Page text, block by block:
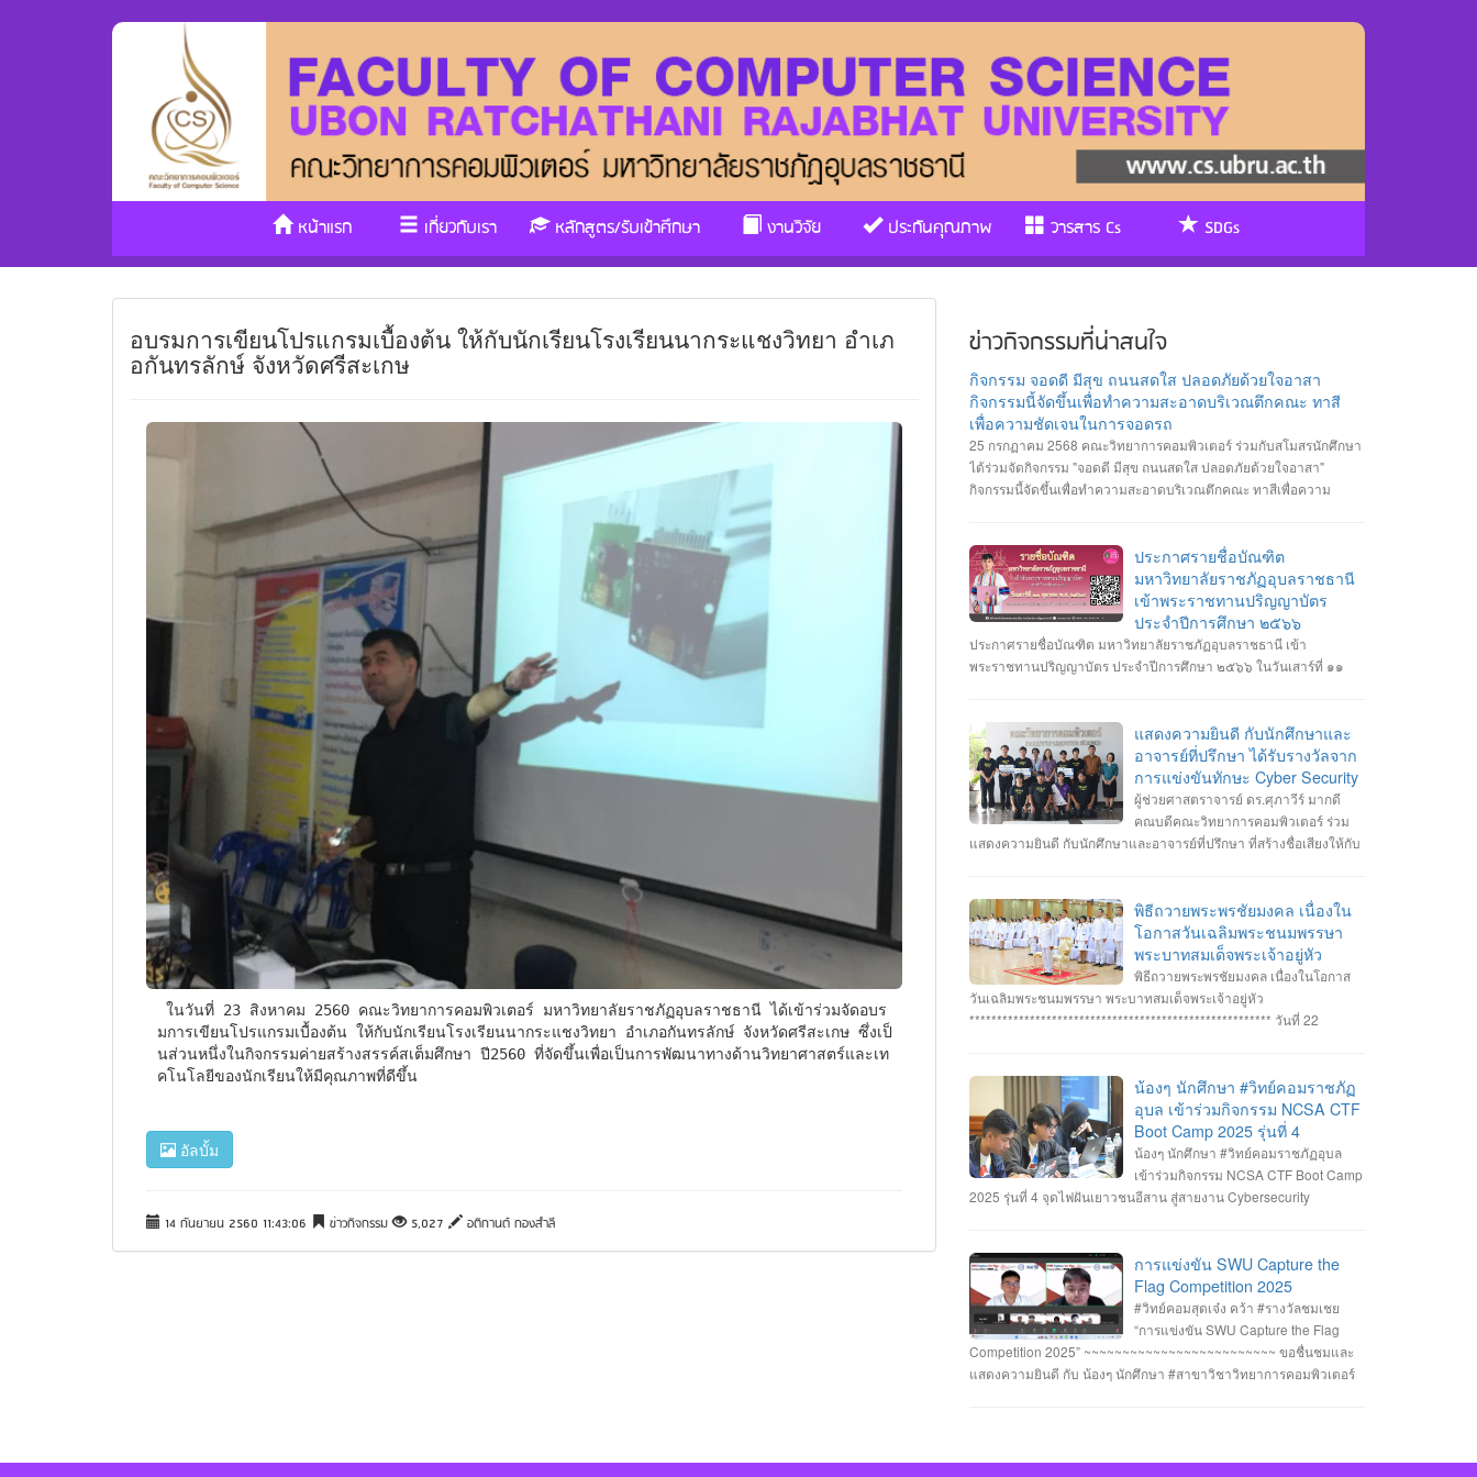
หน้าแรก เกี่ยวกับเรา หลักสูตร/รับเข้าศึกษา งานวิจัย ประกันคุณภาพ วารสาร Cs SDGs
อบรมการเขียนโปรแกรมเบื้องต้น ให้กับนักเรียนโรงเรียนนากระแชงวิทยา อําเภ
อกันทรลักษ์ จังหวัดศรีสะเกษ
มการเขียนโปรแกรมเบื้องต้น ให้กับนักเรียนโรงเรียนนากระแชงวิทยา อําเภอกันทรลักษ์ จังหวัดศรีสะเกษ ซึ่งเป็
นส่วนหนึ่งในกิจกรรมค่ายสร้างสรรค์สเต็มศึกษา ปี2560 ที่จัดขึ้นเพื่อเป็นการพัฒนาทางด้านวิทยาศาสตร์และเท
คโนโลยีของนักเรียนให้มีคุณภาพที่ดีขึ้น
อัลบั้ม
14 กันยายน 2560 11:43:06 ข่าวกิจกรรม 5,027 อติกานต์ กองสำลี
ข่าวกิจกรรมที่น่าสนใจ
กิจกรรม จอดดี มีสุข ถนนสดใส ปลอดภัยด้วยใจอาสา
กิจกรรมนี้จัดขึ้นเพื่อทำความสะอาดบริเวณตึกคณะ ทาสี
เพื่อความชัดเจนในการจอดรถ
25 กรกฏาคม 2568 คณะวิทยาการคอมพิวเตอร์ ร่วมกับสโมสรนักศึกษา
ได้ร่วมจัดกิจกรรม "จอดดี มีสุข ถนนสดใส ปลอดภัยด้วยใจอาสา"
กิจกรรมนี้จัดขึ้นเพื่อทำความสะอาดบริเวณตึกคณะ ทาสีเพื่อความ
ประกาศรายชื่อบัณฑิต
มหาวิทยาลัยราชภัฏอุบลราชธานี
เข้าพระราชทานปริญญาบัตร
ประจำปีการศึกษา ๒๕๖๖
ประกาศรายชื่อบัณฑิต มหาวิทยาลัยราชภัฏอุบลราชธานี เข้า
พระราชทานปริญญาบัตร ประจำปีการศึกษา ๒๕๖๖ ในวันเสาร์ที่ ๑๑
ประกาศให้ทราบในภายหลัง
แสดงความยินดี กับนักศึกษาและ
อาจารย์ที่ปรึกษา ได้รับรางวัลจาก
การแข่งขันทักษะ Cyber Security
ผู้ช่วยศาสตราจารย์ ดร.ศุภาวีร์ มากดี
คณบดีคณะวิทยาการคอมพิวเตอร์ ร่วม
แสดงความยินดี กับนักศึกษาและอาจารย์ที่ปรึกษา ที่สร้างชื่อเสียงให้กับ
คว้า 3 รางวัล #การแข่งขันทักษะความปลอดภัยทางไซเบอร์ IT RERU
CYBER HACKATHON#1 2025 ภายใต้โครงการ “เปิดโลกวิชาการ 25
ปี มหาวิทยาลัยราชภัฏร้อยเอ็ด” วันที่ 7-8 กรกฎาคม 2568 รุ่น Senior
#รางวัลชนะเลิศ ทีม Don’t know Everything นายชัยวัฒน์ ชัยฤทธิ์ นาย
อาทิตย์ สายกนก นายสุริยา ขันทา ทำคะแนนได้สูงสุด 2260 คะแนน
#รางวัลรองชนะเลิศอันดับที่_1 ทีม MVP นายอัมรินทร์ จำปาหอม นาย
นายวชรพล ทองบุราณ Mr.Dayuth Thy ทำคะแนนได้ 1110 คะแนน
และขอแสดงความชื่นชม ทีม SetZero ทีมน้องใหม่!! นายธนภูมิ รัตน
ภักดี MR. SENG SOPHIN นายศตวรรษ วิลามาตย์ ทำคะแนนได้ 500
คะแนน จบที่อันดับ 9 จาก 13 ทีมที่เข้าร่วมแข่งขันในครั้งนี้ RERU
CYBER HACKATHON#1 2025 จัดโดย คณะเทคโนโลยีสารสนเทศ
มหาวิทยาลัยราชภัฏร้อยเอ็ด ร่วมกับสำนักงานคณะกรรมการการรักษา
และ 8 กรกฎาคม 2568 (จัดการแข่งขันในรูปแบบออนไลน์ ) #รางวัล
ชมเชย ทีม Don’t know Everything นายชัยวัฒน์ ชัยฤทธิ์ นายอาทิตย์
สายกนก นายสุริยา ขันทา จาก 24 สถาบันการศึกษา รวมทีมมาเข้าร่วม
ทำการแข่งขันในโครงการจำนวน 60 ทีม จัดโดย ภาควิชาวิศวกรรม
คอมพิวเตอร์ คณะวิศวกรรมศาสตร์ มหาวิทยาลัยศรีนครินทรวิโรฒ ร่วม
กับ บริษัท ACIS Professional Center และ บริษัท SEC Playground
พิธีถวายพระพรชัยมงคล เนื่องใน
โอกาสวันเฉลิมพระชนมพรรษา
พระบาทสมเด็จพระเจ้าอยู่หัว
พิธีถวายพระพรชัยมงคล เนื่องในโอกาส
วันเฉลิมพระชนมพรรษา พระบาทสมเด็จพระเจ้าอยู่หัว
******************************************************* วันที่ 22
พระพรชัยมงคล พระบาทสมเด็จพระเจ้าอยู่หัว เนื่องในโอกาสมหามงคล
เฉลิมพระชนมพรรษา 28 กรกฎาคม 2568 ณ หอประชุมไพรพะยอม
มหาวิทยาลัยราชภัฏอุบลราชธานี โดยมีท่าน รองศาสตราจารย์ธรรม
รักษ์ ละอองนวล อธิการบดี เป็นประธานในพิธีถวายพระพรชัยมงคลและ
วางพานพุ่มทอง-พานพุ่มเงิน #คณะวิทยาการคอมพิวเตอร์
#มหาวิทยาลัยแห่งความสุข #มหาวิทยาลัยราชภัฏอุบลราชธานี
น้องๆ นักศึกษา #วิทย์คอมราชภัฏ
อุบล เข้าร่วมกิจกรรม NCSA CTF
Boot Camp 2025 รุ่นที่ 4
น้องๆ นักศึกษา #วิทย์คอมราชภัฏอุบล
เข้าร่วมกิจกรรม NCSA CTF Boot Camp
2025 รุ่นที่ 4 จุดไฟฝันเยาวชนอีสาน สู่สายงาน Cybersecurity
การแข่งขัน SWU Capture the
Flag Competition 2025
#วิทย์คอมสุดเจ๋ง คว้า #รางวัลชมเชย
“การแข่งขัน SWU Capture the Flag
Competition 2025” ~~~~~~~~~~~~~~~~~~~~~~~~~ ขอชื่นชมและ
แสดงความยินดี กับ น้องๆ นักศึกษา #สาขาวิชาวิทยาการคอมพิวเตอร์
Everything นายชัยวัฒน์ ชัยฤทธิ์ นายอาทิตย์ สายกนก นายสุริยา ขันทา